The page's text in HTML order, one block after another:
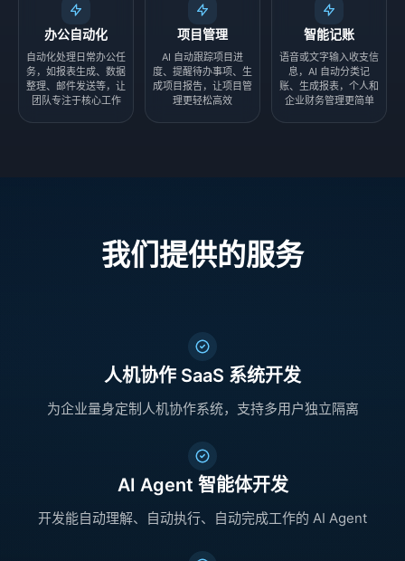
办公自动化
自动化处理日常办公任
务，如报表生成、数据
整理、邮件发送等，让
团队专注于核心工作
项目管理
AI 自动跟踪项目进
度、提醒待办事项、生
成项目报告，让项目管
理更轻松高效
智能记账
语音或文字输入收支信
息，AI 自动分类记
账、生成报表，个人和
企业财务管理更简单
我们提供的服务
人机协作 SaaS 系统开发
为企业量身定制人机协作系统，支持多用户独立隔离
AI Agent 智能体开发
开发能自动理解、自动执行、自动完成工作的 AI Agent